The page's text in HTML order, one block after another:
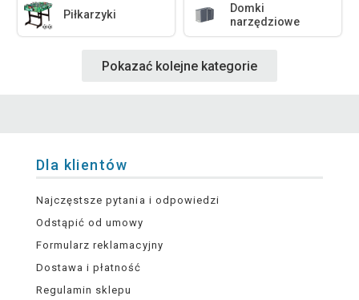
Piłkarzyki
Domki
narzędziowe
Pokazać kolejne kategorie
Dla klientów
Najczęstsze pytania i odpowiedzi
Odstąpić od umowy
Formularz reklamacyjny
Dostawa i płatność
Regulamin sklepu